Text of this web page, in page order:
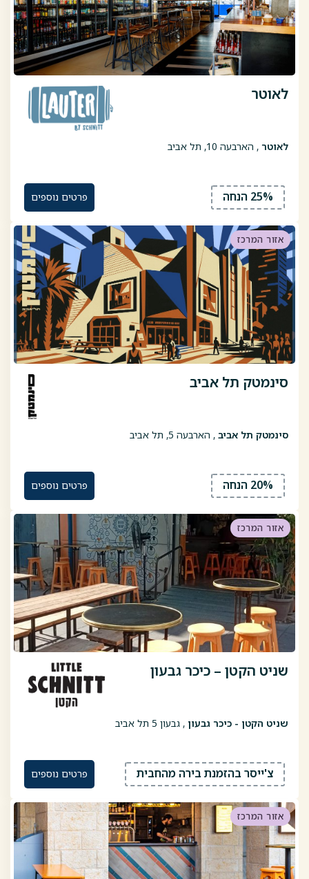
לאוטר
לאוטר , הארבעה 10, תל אביב
25% הנחה פרטים נוספים
אזור המרכז
סינמטק תל אביב
סינמטק תל אביב , הארבעה 5, תל אביב
20% הנחה פרטים נוספים
אזור המרכז
שניט הקטן – כיכר גבעון
שניט הקטן - כיכר גבעון , גבעון 5 תל אביב
צ'ייסר בהזמנת בירה מהחבית פרטים נוספים
אזור המרכז